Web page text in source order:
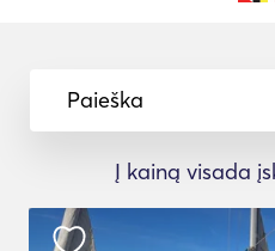
Paieška
Į kainą visada